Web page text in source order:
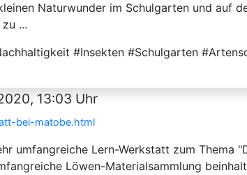
Naturwunder im Schulgarten und auf
...
#Insekten #Schulgarten
13:03 Uhr
bei-matobe.html
umfangreiche Lern-Werkstatt zum Thema
Löwen-Materialsammlung